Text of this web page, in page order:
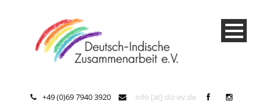
+49 (0)69 7940 3920 info [at] diz-ev.de